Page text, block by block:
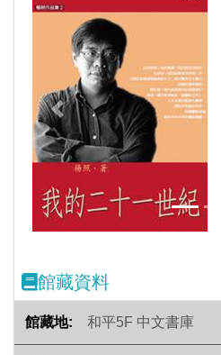
Previous
館藏資料
和平5F 中文書庫